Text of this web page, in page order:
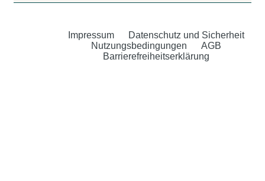
Impressum
Datenschutz und Sicherheit
Nutzungsbedingungen
AGB
Barrierefreiheitserklärung